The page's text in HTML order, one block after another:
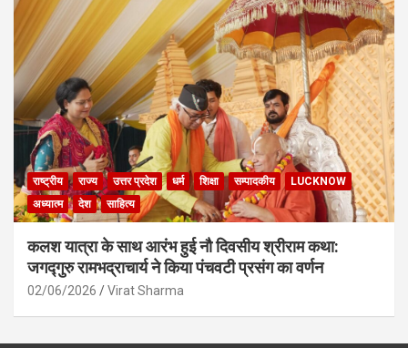
राष्ट्रीय राज्य उत्तर प्रदेश धर्म शिक्षा सम्पादकीय
LUCKNOW
अध्यात्म
देश साहित्य
कलश यात्रा के साथ आरंभ हुई नौ दिवसीय श्रीराम कथा:
जगद्गुरु रामभद्राचार्य ने किया पंचवटी प्रसंग का वर्णन
02/06/2026 Virat Sharma